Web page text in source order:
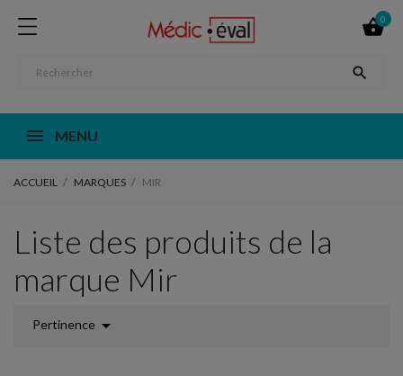

0

MENU
ACCUEIL MARQUES MIR
Liste des produits de la
marque Mir
Pertinence 